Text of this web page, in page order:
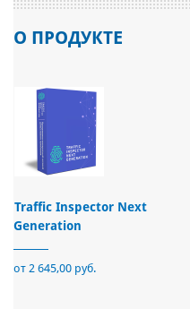
О ПРОДУКТЕ
Traffic Inspector Next
Generation
от 2 645,00 руб.